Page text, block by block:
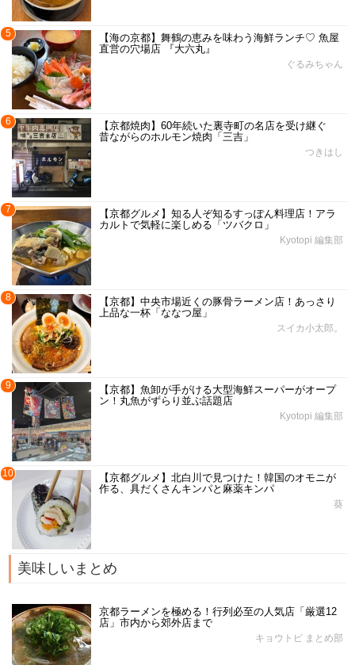
5
【海の京都】舞鶴の恵みを味わう海鮮ランチ♡ 魚屋
直営の穴場店 『大六丸』
ぐるみちゃん
6
【京都焼肉】60年続いた裏寺町の名店を受け継ぐ
昔ながらのホルモン焼肉「三吉」
つきはし
7
【京都グルメ】知る人ぞ知るすっぽん料理店！アラ
カルトで気軽に楽しめる「ツバクロ」
Kyotopi 編集部
8
【京都】中央市場近くの豚骨ラーメン店！あっさり
上品な一杯「ななつ屋」
スイカ小太郎。
9
【京都】魚卸が手がける大型海鮮スーパーがオープ
ン！丸魚がずらり並ぶ話題店
Kyotopi 編集部
10
【京都グルメ】北白川で見つけた！韓国のオモニが
作る、具だくさんキンパと麻薬キンパ
葵
美味しいまとめ
京都ラーメンを極める！行列必至の人気店「厳選12
店」市内から郊外店まで
キョウトピ まとめ部